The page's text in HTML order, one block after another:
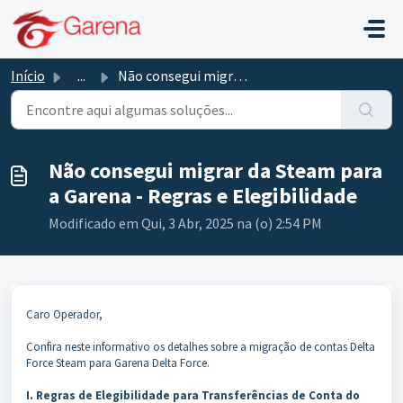
Ir para o conteúdo principal
Início ... Não consegui migrar da Steam para a Garena - Regras e Ele...
Não consegui migrar da Steam para
a Garena - Regras e Elegibilidade
Modificado em Qui, 3 Abr, 2025 na (o) 2:54 PM
Caro Operador,
Confira neste informativo os detalhes sobre a migração de contas Delta
Force Steam para Garena Delta Force.
I. Regras de Elegibilidade para Transferências de Conta do